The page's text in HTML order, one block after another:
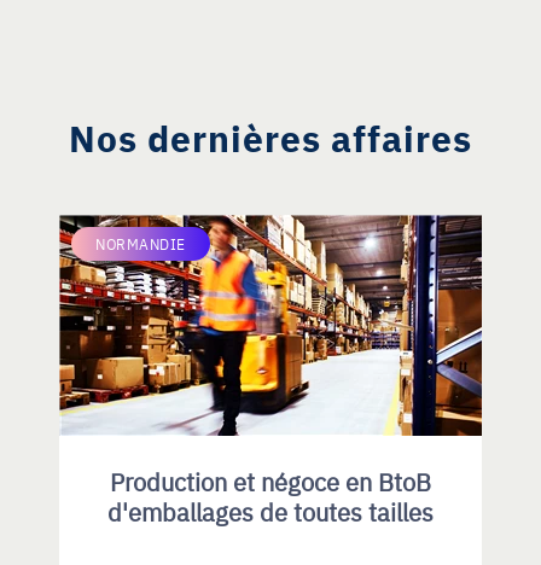
Nos dernières affaires
NORMANDIE
Production et négoce en BtoB
d'emballages de toutes tailles